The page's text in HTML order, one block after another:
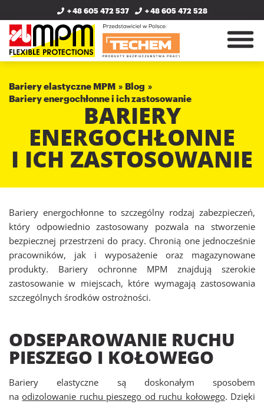
+ 48 605 472 537 + 48 605 472 528
Bariery elastyczne MPM
Blog
Bariery energochłonne i ich zastosowanie
BARIERY
ENERGOCHŁONNE
I ICH ZASTOSOWANIE
Bariery energochłonne to szczególny rodzaj zabezpieczeń,
który odpowiednio zastosowany pozwala na stworzenie
bezpiecznej przestrzeni do pracy. Chronią one jednocześnie
pracowników, jak i wyposażenie oraz magazynowane
produkty. Bariery ochronne MPM znajdują szerokie
zastosowanie w miejscach, które wymagają zastosowania
szczególnych środków ostrożności.
ODSEPAROWANIE RUCHU
PIESZEGO I KOŁOWEGO
Bariery elastyczne są doskonałym sposobem
naodizolowanie ruchu pieszego od ruchu kołowego. Dzięki